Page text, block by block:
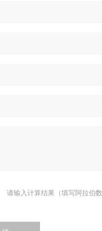
请输入计算结果（填写阿拉伯